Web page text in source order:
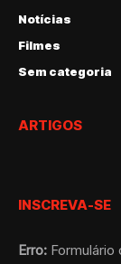
Notícias
Filmes
Sem categoria
ARTIGOS
INSCREVA-SE
Erro: